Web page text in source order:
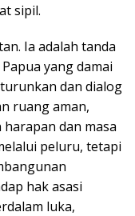
sipil.
Ia adalah tanda
yang damai
dan dialog
ruang aman,
dan masa
peluru, tetapi
hak asasi
luka,